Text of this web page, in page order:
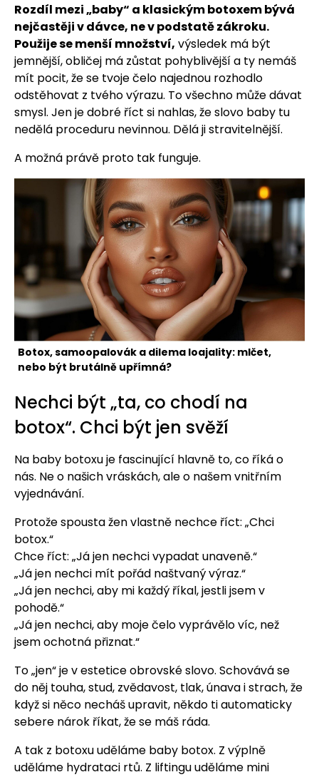
Rozdíl mezi „baby“ a klasickým botoxem bývá
nejčastěji v dávce, ne v podstatě zákroku.
Použije se menší množství, výsledek má být
jemnější, obličej má zůstat pohyblivější a ty nemáš
mít pocit, že se tvoje čelo najednou rozhodlo
odstěhovat z tvého výrazu. To všechno může dávat
smysl. Jen je dobré říct si nahlas, že slovo baby tu
nedělá proceduru nevinnou. Dělá ji stravitelnější.
A možná právě proto tak funguje.
Botox, samoopalovák a dilema loajality: mlčet,
nebo být brutálně upřímná?
Nechci být „ta, co chodí na
botox“. Chci být jen svěží
Na baby botoxu je fascinující hlavně to, co říká o
nás. Ne o našich vráskách, ale o našem vnitřním
vyjednávání.
Protože spousta žen vlastně nechce říct: „Chci
botox.“
Chce říct: „Já jen nechci vypadat unaveně.“
„Já jen nechci mít pořád naštvaný výraz.“
„Já jen nechci, aby mi každý říkal, jestli jsem v
pohodě.“
„Já jen nechci, aby moje čelo vyprávělo víc, než
jsem ochotná přiznat.“
To „jen“ je v estetice obrovské slovo. Schovává se
do něj touha, stud, zvědavost, tlak, únava i strach, že
když si něco necháš upravit, někdo ti automaticky
sebere nárok říkat, že se máš ráda.
A tak z botoxu uděláme baby botox. Z výplně
uděláme hydrataci rtů. Z liftingu uděláme mini